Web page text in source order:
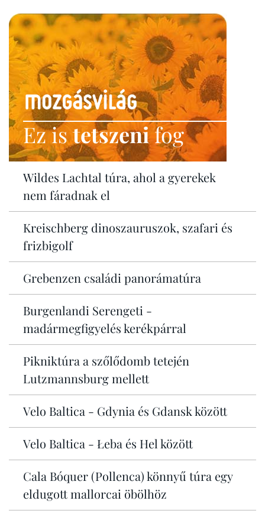
Ez istetszenifog
Wildes Lachtal túra, ahol a gyerekek
nem fáradnak el
Kreischberg dinoszauruszok, szafari és
frizbigolf
Grebenzen családi panorámatúra
Burgenlandi Serengeti -
madármegfigyelés kerékpárral
Pikniktúra a szőlődomb tetején
Lutzmannsburg mellett
Velo Baltica - Gdynia és Gdansk között
Velo Baltica - Łeba és Hel között
Cala Bóquer (Pollenca) könnyű túra egy
eldugott mallorcai öbölhöz